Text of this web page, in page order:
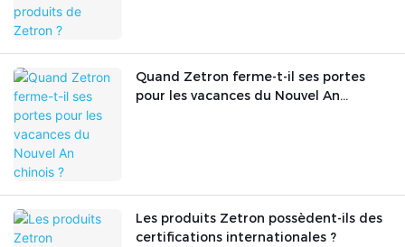
Quand Zetron ferme-t-il ses portes
pour les vacances du Nouvel An
Les produits Zetron possèdent-ils des
certifications internationales ?